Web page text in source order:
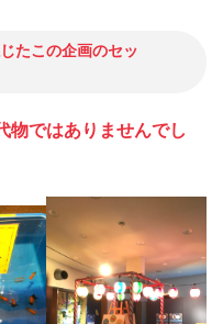
たこの企画のセッ
物ではありませんでし